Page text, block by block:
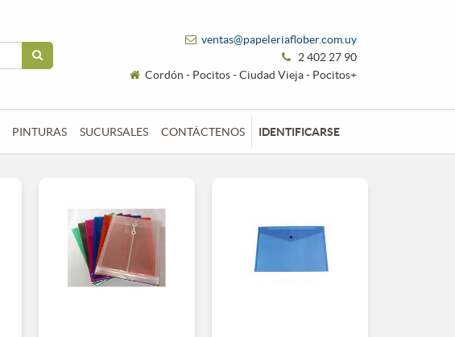
ventas@papeleriaflober.com.uy
2 402 27 90
Cordón - Pocitos - Ciudad Vieja - Pocitos+
PINTURAS SUCURSALES CONTÁCTENOS IDENTIFICARSE